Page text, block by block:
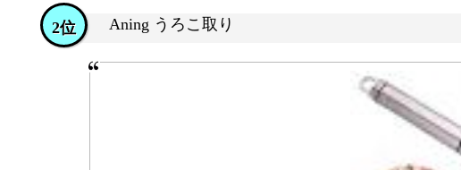
Aning うろこ取り
2位